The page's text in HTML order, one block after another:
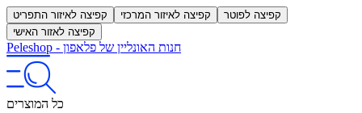
קפיצה לאיזור התפריט קפיצה לאיזור המרכזי
קפיצה לפוטר
קפיצה לאזור האישי
Peleshop - חנות האונליין של פלאפון
כל המוצרים